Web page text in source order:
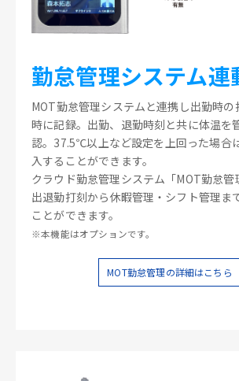
勤怠管理システム連
MOT勤怠管理システムと連携し出勤時の
時に記録。出勤、退勤時刻と共に体温を
認。37.5℃以上など設定を上回った場合
入することができます。
クラウド勤怠管理システム「MOT勤怠管
出退勤打刻から休暇管理・シフト管理ま
ことができます。
※本機能はオプションです。
MOT勤怠管理の詳細はこちら